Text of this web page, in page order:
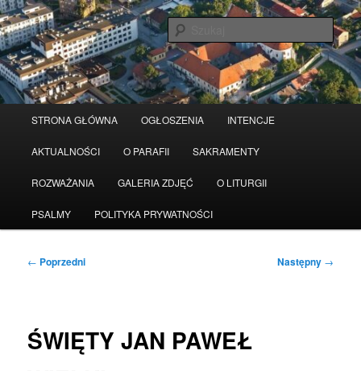
Przeskocz
do
tekstu
STRONA GŁÓWNA OGŁOSZENIA INTENCJE
AKTUALNOŚCI O PARAFII SAKRAMENTY
ROZWAŻANIA GALERIA ZDJĘĆ O LITURGII
PSALMY POLITYKA PRYWATNOŚCI
Nawigacja
← Poprzedni Następny →
ŚWIĘTY JAN PAWEŁ
Serwis wykorzystuje pliki Cookies Czytaj więcej odrzuć